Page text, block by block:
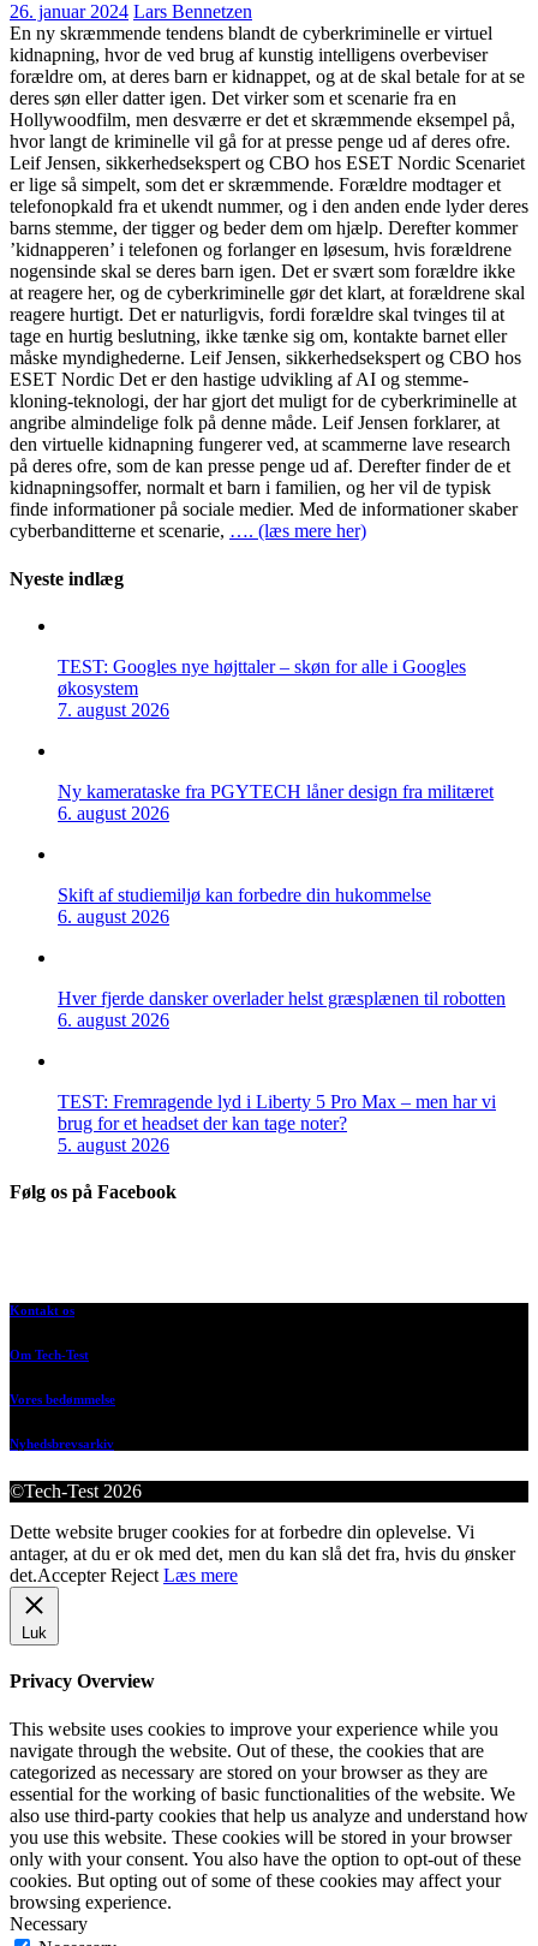
26. januar 2024 Lars Bennetzen
En ny skræmmende tendens blandt de cyberkriminelle er virtuel
kidnapning, hvor de ved brug af kunstig intelligens overbeviser
forældre om, at deres barn er kidnappet, og at de skal betale for at se
deres søn eller datter igen. Det virker som et scenarie fra en
Hollywoodfilm, men desværre er det et skræmmende eksempel på,
hvor langt de kriminelle vil gå for at presse penge ud af deres ofre.
Leif Jensen, sikkerhedsekspert og CBO hos ESET Nordic Scenariet
er lige så simpelt, som det er skræmmende. Forældre modtager et
telefonopkald fra et ukendt nummer, og i den anden ende lyder deres
barns stemme, der tigger og beder dem om hjælp. Derefter kommer
’kidnapperen’ i telefonen og forlanger en løsesum, hvis forældrene
nogensinde skal se deres barn igen. Det er svært som forældre ikke
at reagere her, og de cyberkriminelle gør det klart, at forældrene skal
reagere hurtigt. Det er naturligvis, fordi forældre skal tvinges til at
tage en hurtig beslutning, ikke tænke sig om, kontakte barnet eller
måske myndighederne. Leif Jensen, sikkerhedsekspert og CBO hos
ESET Nordic Det er den hastige udvikling af AI og stemme-
kloning-teknologi, der har gjort det muligt for de cyberkriminelle at
angribe almindelige folk på denne måde. Leif Jensen forklarer, at
den virtuelle kidnapning fungerer ved, at scammerne lave research
på deres ofre, som de kan presse penge ud af. Derefter finder de et
kidnapningsoffer, normalt et barn i familien, og her vil de typisk
finde informationer på sociale medier. Med de informationer skaber
cyberbanditterne et scenarie, …. (læs mere her)
Nyeste indlæg
TEST: Googles nye højttaler – skøn for alle i Googles
økosystem
7. august 2026
Ny kamerataske fra PGYTECH låner design fra militæret
6. august 2026
Skift af studiemiljø kan forbedre din hukommelse
6. august 2026
Hver fjerde dansker overlader helst græsplænen til robotten
6. august 2026
TEST: Fremragende lyd i Liberty 5 Pro Max – men har vi
brug for et headset der kan tage noter?
5. august 2026
Følg os på Facebook
Kontakt os
Om Tech-Test
Vores bedømmelse
Nyhedsbrevsarkiv
©Tech-Test 2026
Dette website bruger cookies for at forbedre din oplevelse. Vi
antager, at du er ok med det, men du kan slå det fra, hvis du ønsker
det.Accepter Reject Læs mere
Luk
Privacy Overview
This website uses cookies to improve your experience while you
navigate through the website. Out of these, the cookies that are
categorized as necessary are stored on your browser as they are
essential for the working of basic functionalities of the website. We
also use third-party cookies that help us analyze and understand how
you use this website. These cookies will be stored in your browser
only with your consent. You also have the option to opt-out of these
cookies. But opting out of some of these cookies may affect your
browsing experience.
Necessary